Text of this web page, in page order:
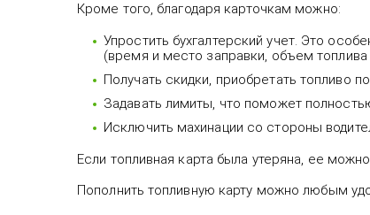
Кроме того, благодаря карточкам можно:
Упростить бухгалтерский учет. Это
(время и место заправки, объем топлива
Получать скидки, приобретать топливо
Задавать лимиты, что поможет
Исключить махинации со стороны
Если топливная карта была утеряна, ее
Пополнить топливную карту можно любым